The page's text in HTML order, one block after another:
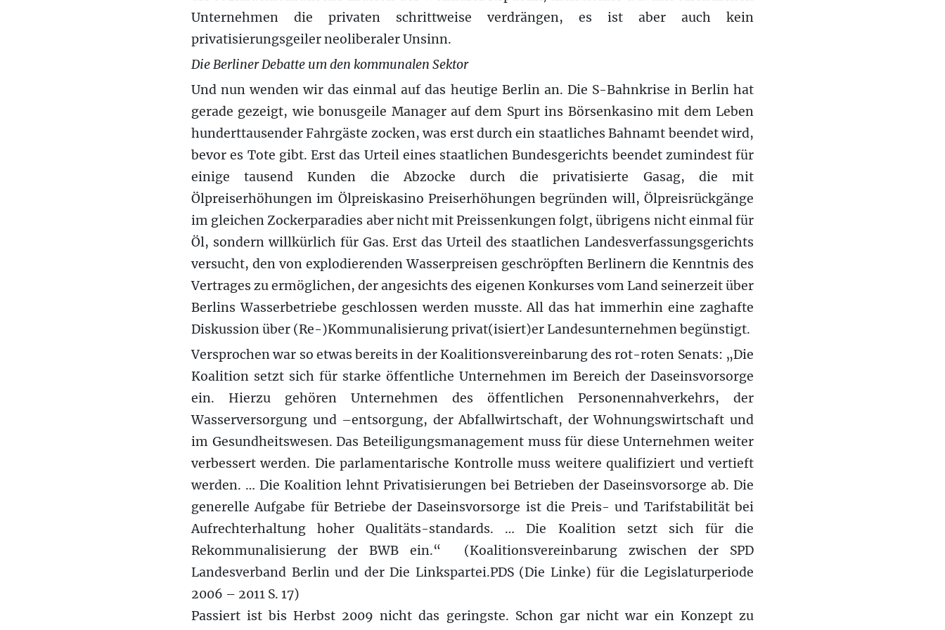
Unternehmen die privaten schrittweise verdrängen, es ist aber auch kein
privatisierungsgeiler neoliberaler Unsinn.
Die Berliner Debatte um den kommunalen Sektor
Und nun wenden wir das einmal auf das heutige Berlin an. Die S-Bahnkrise in Berlin hat
gerade gezeigt, wie bonusgeile Manager auf dem Spurt ins Börsenkasino mit dem Leben
hunderttausender Fahrgäste zocken, was erst durch ein staatliches Bahnamt beendet wird,
bevor es Tote gibt. Erst das Urteil eines staatlichen Bundesgerichts beendet zumindest für
einige tausend Kunden die Abzocke durch die privatisierte Gasag, die mit
Ölpreiserhöhungen im Ölpreiskasino Preiserhöhungen begründen will, Ölpreisrückgänge
im gleichen Zockerparadies aber nicht mit Preissenkungen folgt, übrigens nicht einmal für
Öl, sondern willkürlich für Gas. Erst das Urteil des staatlichen Landesverfassungsgerichts
versucht, den von explodierenden Wasserpreisen geschröpften Berlinern die Kenntnis des
Vertrages zu ermöglichen, der angesichts des eigenen Konkurses vom Land seinerzeit über
Berlins Wasserbetriebe geschlossen werden musste. All das hat immerhin eine zaghafte
Diskussion über (Re-)Kommunalisierung privat(isiert)er Landesunternehmen begünstigt.
Versprochen war so etwas bereits in der Koalitionsvereinbarung des rot-roten Senats: „Die
Koalition setzt sich für starke öffentliche Unternehmen im Bereich der Daseinsvorsorge
ein. Hierzu gehören Unternehmen des öffentlichen Personennahverkehrs, der
Wasserversorgung und –entsorgung, der Abfallwirtschaft, der Wohnungswirtschaft und
im Gesundheitswesen. Das Beteiligungsmanagement muss für diese Unternehmen weiter
verbessert werden. Die parlamentarische Kontrolle muss weitere qualifiziert und vertieft
werden. … Die Koalition lehnt Privatisierungen bei Betrieben der Daseinsvorsorge ab. Die
generelle Aufgabe für Betriebe der Daseinsvorsorge ist die Preis- und Tarifstabilität bei
Aufrechterhaltung hoher Qualitäts-standards. … Die Koalition setzt sich für die
Rekommunalisierung der BWB ein.“ (Koalitionsvereinbarung zwischen der SPD
Landesverband Berlin und der Die Linkspartei.PDS (Die Linke) für die Legislaturperiode
2006 – 2011 S. 17)
Passiert ist bis Herbst 2009 nicht das geringste. Schon gar nicht war ein Konzept zu